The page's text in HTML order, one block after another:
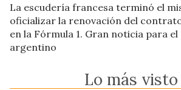
La escudería francesa terminó el
oficializar la renovación del
en la Fórmula 1. Gran noticia para
argentino
Lo más visto